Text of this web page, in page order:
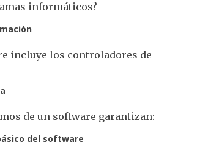
informáticos?
incluye los controladores de
de un software garantizan:
del software